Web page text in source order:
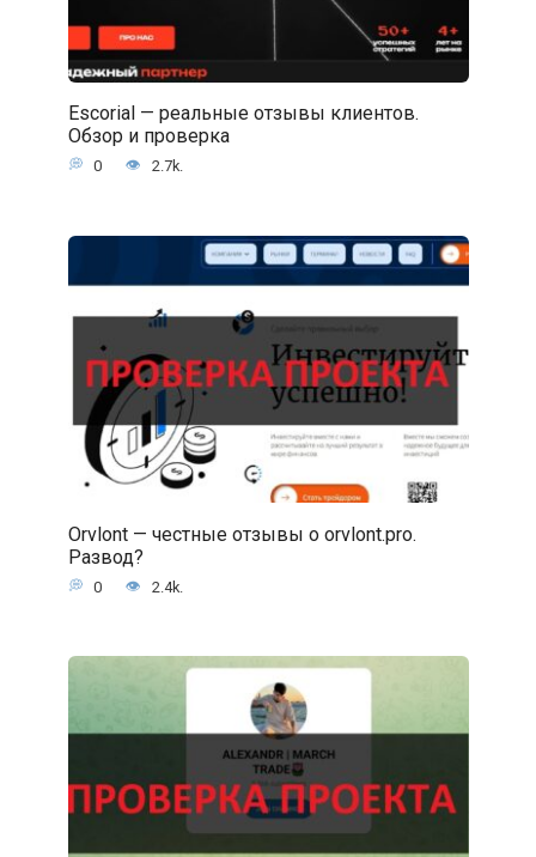
Escorial — реальные отзывы клиентов.
Обзор и проверка
0 2.7k.
Orvlont — честные отзывы о orvlont.pro.
Развод?
0 2.4k.